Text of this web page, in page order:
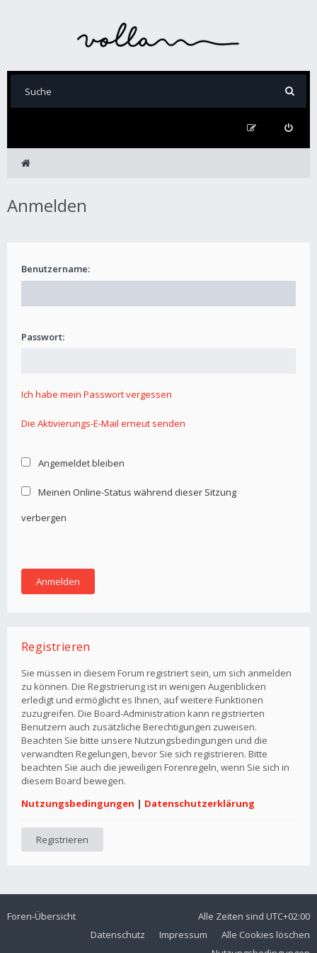
Anmelden
Benutzername:
Passwort:
Ich habe mein Passwort vergessen
Die Aktivierungs-E-Mail erneut senden
Angemeldet bleiben
Meinen Online-Status während dieser Sitzung
verbergen
Registrieren
Sie müssen in diesem Forum registriert sein, um sich anmelden
zu können. Die Registrierung ist in wenigen Augenblicken
erledigt und ermöglicht es Ihnen, auf weitere Funktionen
zuzugreifen. Die Board-Administration kann registrierten
Benutzern auch zusätzliche Berechtigungen zuweisen.
Beachten Sie bitte unsere Nutzungsbedingungen und die
verwandten Regelungen, bevor Sie sich registrieren. Bitte
beachten Sie auch die jeweiligen Forenregeln, wenn Sie sich in
diesem Board bewegen.
Nutzungsbedingungen | Datenschutzerklärung
Registrieren
Foren-Übersicht Alle Zeiten sind UTC+02:00
Alle Cookies löschen
Impressum
Datenschutz